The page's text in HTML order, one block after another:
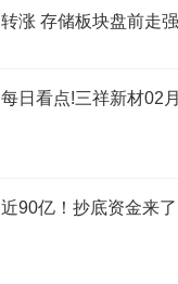
转涨 存储板块盘前走
每日看点!三祥新材02
近90亿！抄底资金来